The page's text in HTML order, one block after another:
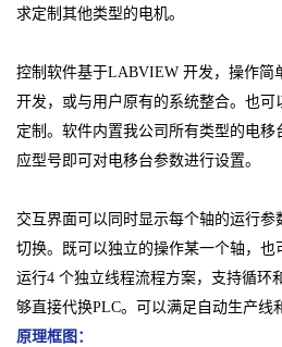
求定制其他类型的电机。
控制软件基于LABVIEW 开发，操作简
开发，或与用户原有的系统整合。也
定制。软件内置我公司所有类型的电
应型号即可对电移台参数进行设置。
交互界面可以同时显示每个轴的运行
切换。既可以独立的操作某一个轴，也
运行4 个独立线程流程方案，支持循环
够直接代换PLC。可以满足自动生产线
原理框图：